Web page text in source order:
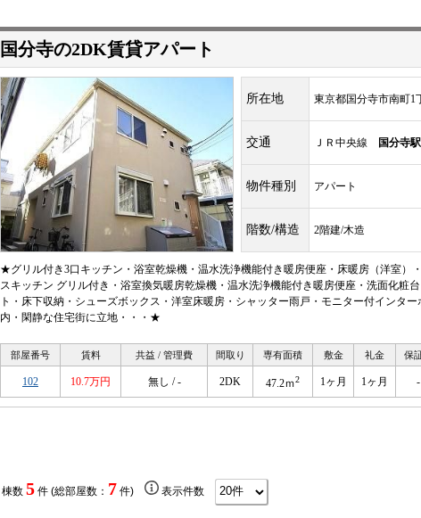
国分寺の2DK賃貸アパート
所在地 東京都国分寺市南町1
交通 ＪＲ中央線 国分寺駅
物件種別 アパート
階数/構造 2階建/木造
★グリル付き3口キッチン・浴室乾燥機・温水洗浄機能付き暖房便座・床暖房（洋室）
スキッチン グリル付き・浴室換気暖房乾燥機・温水洗浄機能付き暖房便座・洗面化粧
ト・床下収納・シューズボックス・洋室床暖房・シャッター雨戸・モニター付インタ
内・閑静な住宅街に立地・・・★
部屋番号 賃料 共益 / 管理費 間取り 専有面積 敷金 礼金 保
102 10.7万円 無し / - 2DK 47.2ｍ2 1ヶ月 1ヶ月 -
棟数 5件 (総部屋数： 7 件) 表示件数